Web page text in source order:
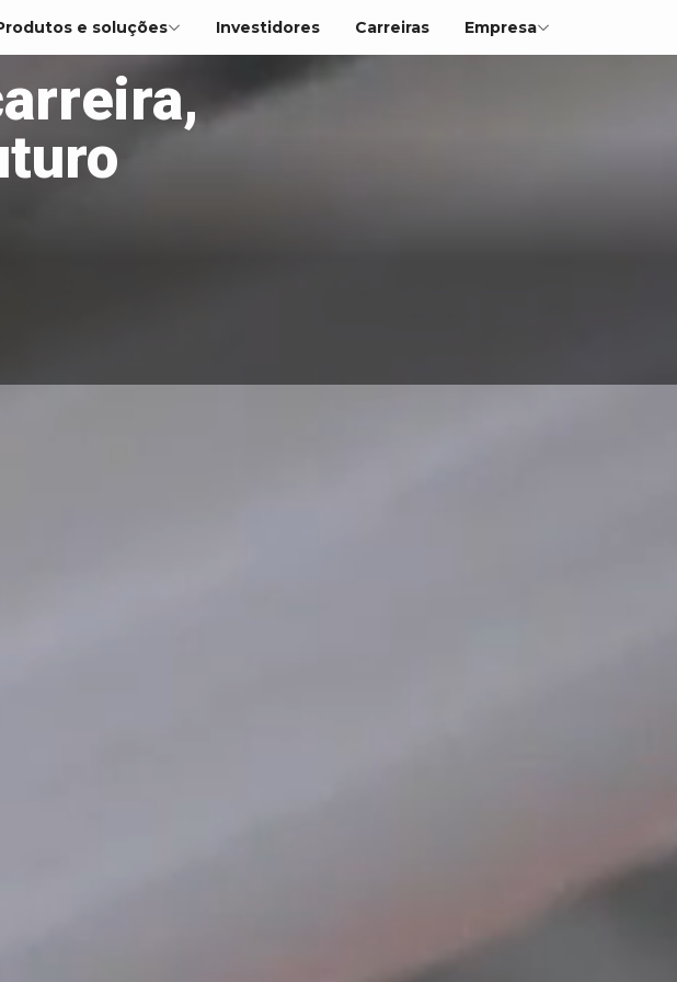
e soluções Investidores Carreiras Empresa